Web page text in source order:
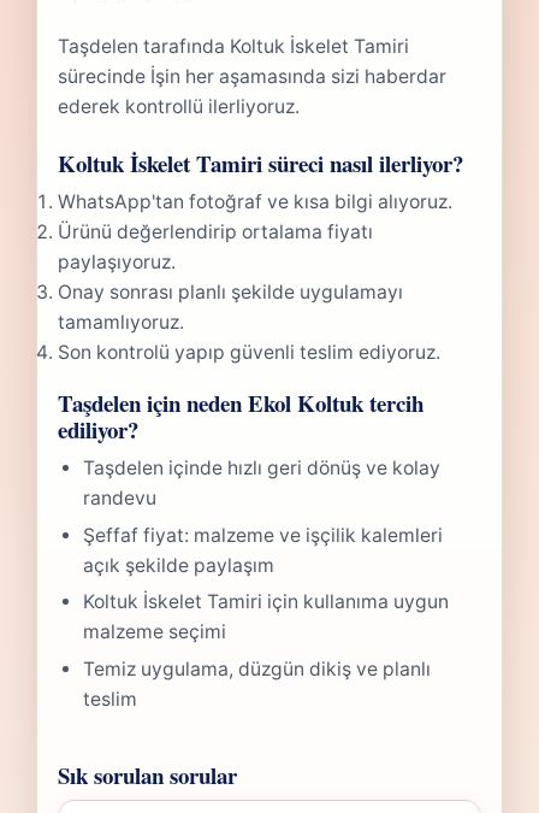
Taşdelen tarafında Koltuk İskelet Tamiri
sürecinde İşin her aşamasında sizi haberdar
ederek kontrollü ilerliyoruz.
Koltuk İskelet Tamiri süreci nasıl ilerliyor?
WhatsApp'tan fotoğraf ve kısa bilgi alıyoruz.
Ürünü değerlendirip ortalama fiyatı
paylaşıyoruz.
Onay sonrası planlı şekilde uygulamayı
tamamlıyoruz.
Son kontrolü yapıp güvenli teslim ediyoruz.
Taşdelen için neden Ekol Koltuk tercih
ediliyor?
Taşdelen içinde hızlı geri dönüş ve kolay
randevu
Şeffaf fiyat: malzeme ve işçilik kalemleri
açık şekilde paylaşım
Koltuk İskelet Tamiri için kullanıma uygun
malzeme seçimi
Temiz uygulama, düzgün dikiş ve planlı
teslim
Sık sorulan sorular